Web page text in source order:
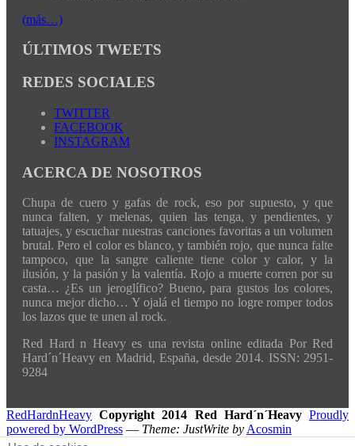
(más…)
ÚLTIMOS TWEETS
REDES SOCIALES
TWITTER
FACEBOOK
INSTAGRAM
ACERCA DE NOSOTROS
Chupa de cuero y gafas de rock, eso por supuesto, y que
nunca falten, y melenas, quien las tenga, y pendientes, y
tatuajes, y escuchar nuestras canciones favoritas a un volumen
brutal. Pero el color es blanco, y también rojo, que nunca falte
tampoco, que la sangre caliente tiene color y calor, y la
ilusión, y la pasión y la valentía. Rojo a muerte corren por su
casta… ¿Es un jeroglífico? Bueno, para gustos los colores,
nunca mejor dicho… Y ojalá el tiempo no logre romper todos
los lazos que te unen al rock.
Red Hard n Heavy es una revista online editada Por Red
Hard´n´Heavy en Madrid, España, desde 2014. ISSN: 2951-
9284
RedHardnHeavy Copyright 2014 Red Hard´n´Heavy Proudly
powered by WordPress — Theme: JustWrite by Acosmin